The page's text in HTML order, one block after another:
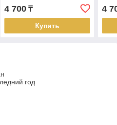
4 700₸
Купить
4
год